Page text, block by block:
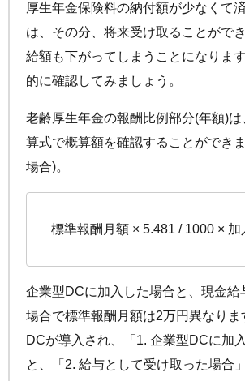
厚生年金保険料の納付額が少なくて
は、その分、将来受け取ることがで
給額も下がってしまうことになりま
的に確認してみましょう。
老齢厚生年金の報酬比例部分(年額)
算式で概算額を確認することができ
場合)。
標準報酬月額 × 5.481 / 1000 × 加
企業型DCに加入した場合と、現金給
場合で標準報酬月額は2万円異なりま
DCが導入され、「1. 企業型DCに加
と、「2. 給与として受け取った場合